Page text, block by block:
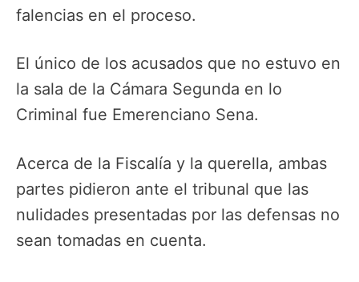
falencias en el proceso.
El único de los acusados que no estuvo en
la sala de la Cámara Segunda en lo
Criminal fue Emerenciano Sena.
Acerca de la Fiscalía y la querella, ambas
partes pidieron ante el tribunal que las
nulidades presentadas por las defensas no
sean tomadas en cuenta.